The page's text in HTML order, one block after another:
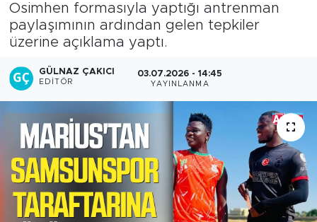
Osimhen formasıyla yaptığı antrenman
paylaşımının ardından gelen tepkiler
üzerine açıklama yaptı.
GÜLNAZ ÇAKICI
EDITÖR
03.07.2026 - 14:45
YAYINLANMA